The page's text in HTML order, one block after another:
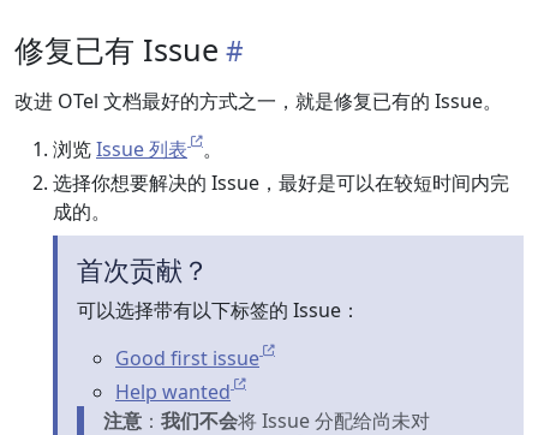
修复已有 Issue
改进 OTel 文档最好的方式之一，就是修复已有的 Issue。
浏览Issue 列表
。
选择你想要解决的 Issue，最好是可以在较短时间内完
成的。
首次贡献？
可以选择带有以下标签的 Issue：
Good first issue
Help wanted
注意 ： 我们不会将 Issue 分配给尚未对